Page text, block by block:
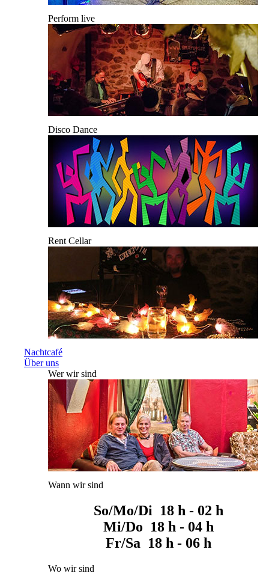
Perform live
Disco Dance
Rent Cellar
Nachtcafé
Über uns
Wer wir sind
Wann wir sind
So/Mo/Di 18 h - 02 h
Mi/Do 18 h - 04 h
Fr/Sa 18 h - 06 h
Wo wir sind